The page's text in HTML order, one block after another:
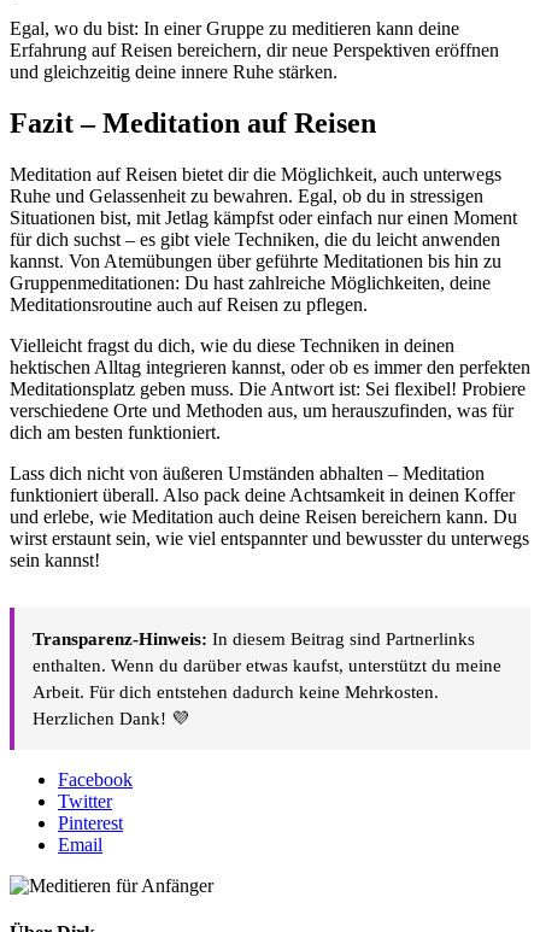
Egal, wo du bist: In einer Gruppe zu meditieren kann deine
Erfahrung auf Reisen bereichern, dir neue Perspektiven eröffnen
und gleichzeitig deine innere Ruhe stärken.
Fazit – Meditation auf Reisen
Meditation auf Reisen bietet dir die Möglichkeit, auch unterwegs
Ruhe und Gelassenheit zu bewahren. Egal, ob du in stressigen
Situationen bist, mit Jetlag kämpfst oder einfach nur einen Moment
für dich suchst – es gibt viele Techniken, die du leicht anwenden
kannst. Von Atemübungen über geführte Meditationen bis hin zu
Gruppenmeditationen: Du hast zahlreiche Möglichkeiten, deine
Meditationsroutine auch auf Reisen zu pflegen.
Vielleicht fragst du dich, wie du diese Techniken in deinen
hektischen Alltag integrieren kannst, oder ob es immer den perfekten
Meditationsplatz geben muss. Die Antwort ist: Sei flexibel! Probiere
verschiedene Orte und Methoden aus, um herauszufinden, was für
dich am besten funktioniert.
Lass dich nicht von äußeren Umständen abhalten – Meditation
funktioniert überall. Also pack deine Achtsamkeit in deinen Koffer
und erlebe, wie Meditation auch deine Reisen bereichern kann. Du
wirst erstaunt sein, wie viel entspannter und bewusster du unterwegs
sein kannst!
Transparenz-Hinweis: In diesem Beitrag sind Partnerlinks
enthalten. Wenn du darüber etwas kaufst, unterstützt du meine
Arbeit. Für dich entstehen dadurch keine Mehrkosten.
Herzlichen Dank! 💜
Facebook
Twitter
Pinterest
Email